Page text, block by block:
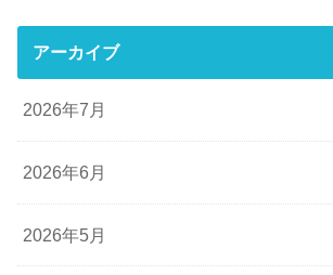
アーカイブ
2026年7月
2026年6月
2026年5月